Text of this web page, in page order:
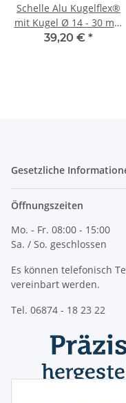
Schelle Alu Kugelflex®
mit Kugel Ø 14 - 30 mm
26-30
39,20 € *
Gesetzliche
Öffnungszeiten
Mo. - Fr. 08:00 - 15:00
Sa. / So. geschlossen
Es können telefonisch
vereinbart werden.
Tel. 06874 - 18 23 22